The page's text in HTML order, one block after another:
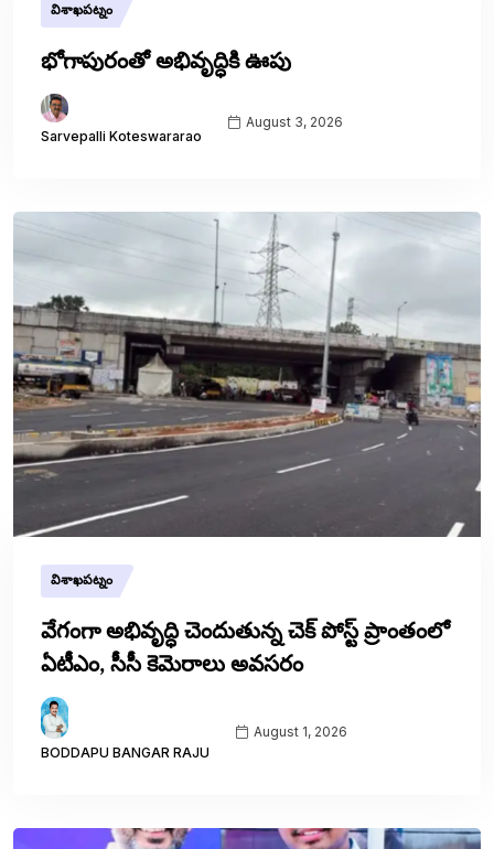
విశాఖపట్నం
భోగాపురంతో అభివృద్ధికి ఊపు
Sarvepalli Koteswararao
August 3, 2026
విశాఖపట్నం
వేగంగా అభివృద్ధి చెందుతున్న చెక్ పోస్ట్ ప్రాంతంలో
ఏటీఎం, సీసీ కెమెరాలు అవసరం
BODDAPU BANGAR RAJU
August 1, 2026